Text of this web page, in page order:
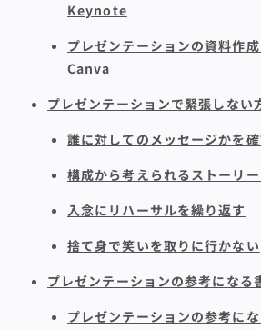
Keynote
プレゼンテーションの資料作
Canva
プレゼンテーションで緊張しない
誰に対してのメッセージかを
構成から考えられるストーリ
入念にリハーサルを繰り返す
捨て身で笑いを取りに行かない
プレゼンテーションの参考になる
プレゼンテーションの参考に